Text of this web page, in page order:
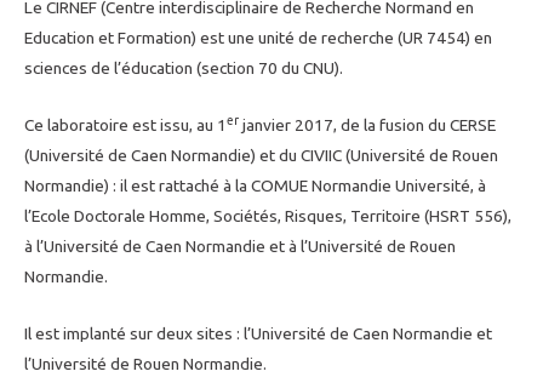
Le CIRNEF (Centre interdisciplinaire de Recherche Normand en
Education et Formation) est une unité de recherche (UR 7454) en
sciences de l’éducation (section 70 du CNU).
Ce laboratoire est issu, au 1 er janvier 2017, de la fusion du CERSE
(Université de Caen Normandie) et du CIVIIC (Université de Rouen
Normandie) : il est rattaché à la COMUE Normandie Université, à
l’Ecole Doctorale Homme, Sociétés, Risques, Territoire (HSRT 556),
à l’Université de Caen Normandie et à l’Université de Rouen
Normandie.
Il est implanté sur deux sites : l’Université de Caen Normandie et
l’Université de Rouen Normandie.